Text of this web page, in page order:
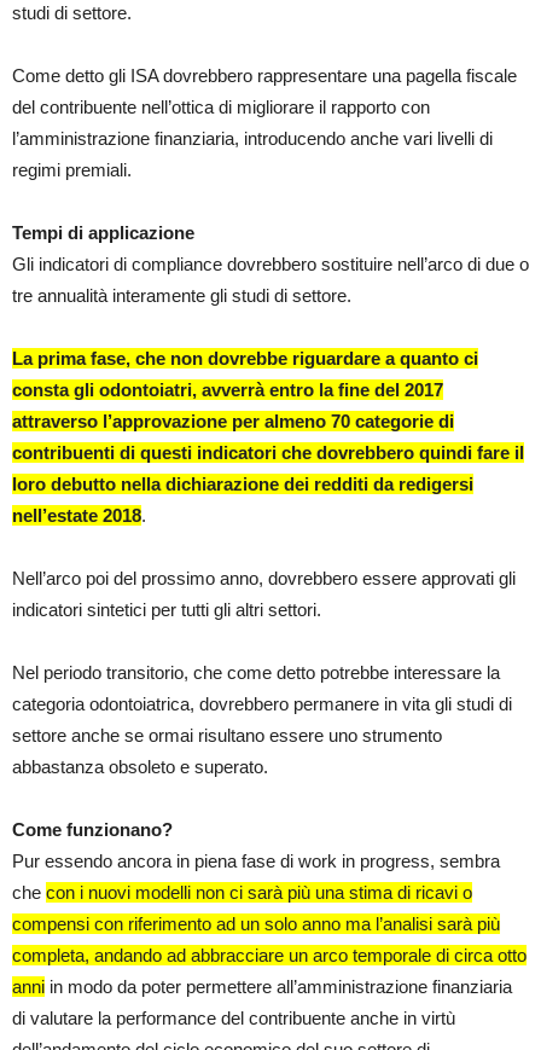
studi di settore.
Come detto gli ISA dovrebbero rappresentare una pagella fiscale
del contribuente nell’ottica di migliorare il rapporto con
l’amministrazione finanziaria, introducendo anche vari livelli di
regimi premiali.
Tempi di applicazione
Gli indicatori di compliance dovrebbero sostituire nell’arco di due o
tre annualità interamente gli studi di settore.
La prima fase, che non dovrebbe riguardare a quanto ci
consta gli odontoiatri, avverrà entro la fine del 2017
attraverso l’approvazione per almeno 70 categorie di
contribuenti di questi indicatori che dovrebbero quindi fare il
loro debutto nella dichiarazione dei redditi da redigersi
nell’estate 2018.
Nell’arco poi del prossimo anno, dovrebbero essere approvati gli
indicatori sintetici per tutti gli altri settori.
Nel periodo transitorio, che come detto potrebbe interessare la
categoria odontoiatrica, dovrebbero permanere in vita gli studi di
settore anche se ormai risultano essere uno strumento
abbastanza obsoleto e superato.
Come funzionano?
Pur essendo ancora in piena fase di work in progress, sembra
che con i nuovi modelli non ci sarà più una stima di ricavi o
compensi con riferimento ad un solo anno ma l’analisi sarà più
completa, andando ad abbracciare un arco temporale di circa otto
anni in modo da poter permettere all’amministrazione finanziaria
di valutare la performance del contribuente anche in virtù